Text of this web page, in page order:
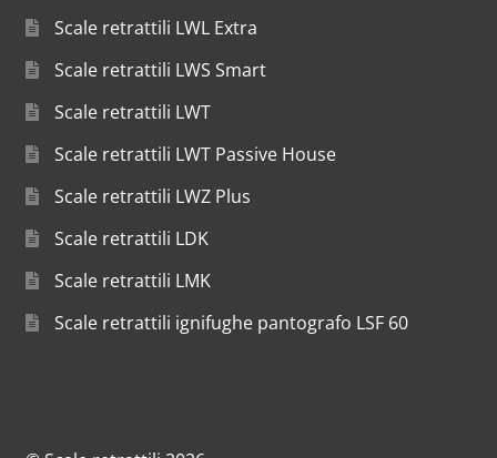
Scale retrattili LWL Extra
Scale retrattili LWS Smart
Scale retrattili LWT
Scale retrattili LWT Passive House
Scale retrattili LWZ Plus
Scale retrattili LDK
Scale retrattili LMK
Scale retrattili ignifughe pantografo LSF 60